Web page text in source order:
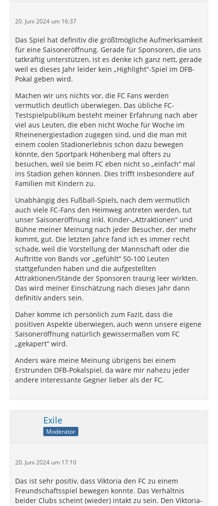
20. Juni 2024 um 16:37
Das Spiel hat definitiv die größtmögliche Aufmerksamkeit
für eine Saisoneröffnung. Gerade für Sponsoren, die uns
tatkräftig unterstützen, ist es denke ich ganz nett, gerade
weil es dieses Jahr leider kein „Highlight“-Spiel im DFB-
Pokal geben wird.
Machen wir uns nichts vor, die FC Fans werden
vermutlich deutlich überwiegen. Das übliche FC-
Testspielpublikum besteht meiner Erfahrung nach aber
viel aus Leuten, die eben nicht Woche für Woche im
Rheinenergiestadion zugegen sind, und die man mit
einem coolen Stadionerlebnis schon dazu bewegen
könnte, den Sportpark Höhenberg mal öfters zu
besuchen, weil sie beim FC eben nicht so „einfach“ mal
ins Stadion gehen können. Dies trifft insbesondere auf
Familien mit Kindern zu.
Unabhängig des Fußball-Spiels, nach dem vermutlich
auch viele FC-Fans den Heimweg antreten werden, tut
unser Saisoneröffnung inkl. Kinder-„Attraktionen“ und
Bühne meiner Meinung nach jeder Besucher, der mehr
kommt, gut. Die letzten Jahre fand ich es immer recht
schade, weil die Vorstellung der Mannschaft oder die
Auftritte von Bands vor „gefühlt“ 50-100 Leuten
stattgefunden haben und die aufgestellten
Attraktionen/Stände der Sponsoren traurig leer wirkten.
Das wird meiner Einschätzung nach dieses Jahr dann
definitiv anders sein.
Daher komme ich persönlich zum Fazit, dass die
positiven Aspekte überwiegen, auch wenn unsere eigene
Saisoneröffnung natürlich gewissermaßen vom FC
„gekapert“ wird.
Anders wäre meine Meinung übrigens bei einem
Erstrunden DFB-Pokalspiel, da wäre mir nahezu jeder
andere interessante Gegner lieber als der FC.
Exile
Moderator
20. Juni 2024 um 17:10
Das ist sehr positiv, dass Viktoria den FC zu einem
Freundschaftsspiel bewegen konnte. Das Verhältnis
beider Clubs scheint (wieder) intakt zu sein. Den Viktoria-